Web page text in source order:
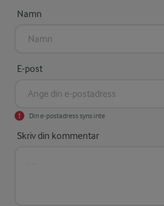
Namn
E-post
Din e-postadress syns inte
Skriv din kommentar